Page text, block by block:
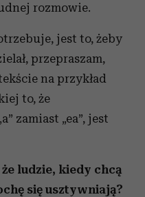
rozmowie.
jest to, żeby
przepraszam,
na przykład
to, że
zamiast „ea”, jest
ludzie, kiedy chcą
się usztywniają?